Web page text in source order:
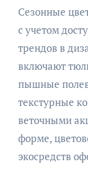
Сезонные
с учетом
трендов в
включают
пышные
текстурные
веточными
форме,
экосредств